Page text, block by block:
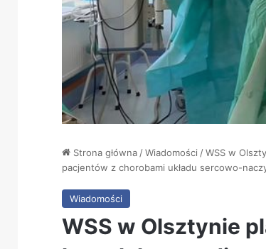
Strona główna /Wiadomości /WSS w
pacjentów z chorobami układu sercowo-
Wiadomości
WSS w Olsztynie